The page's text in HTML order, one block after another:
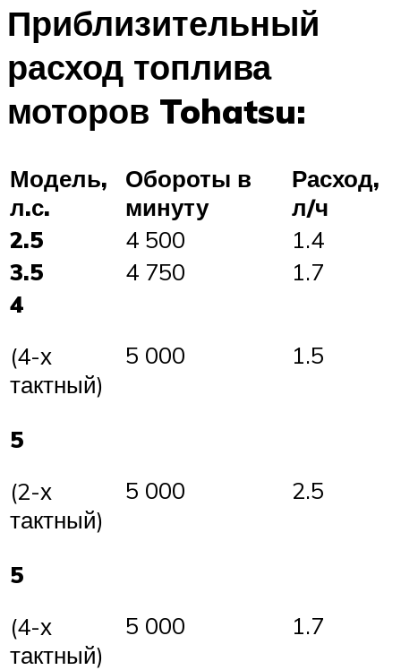
Приблизительный
расход топлива
моторов Tohatsu:
Модель,
л.с.
Обороты в
минуту
Расход,
л/ч
2.5
4 500
1.4
3.5
4 750
1.7
4
(4-х
тактный)
5 000 1.5
5
(2-х
тактный)
5 000 2.5
5
(4-х
тактный)
5 000 1.7